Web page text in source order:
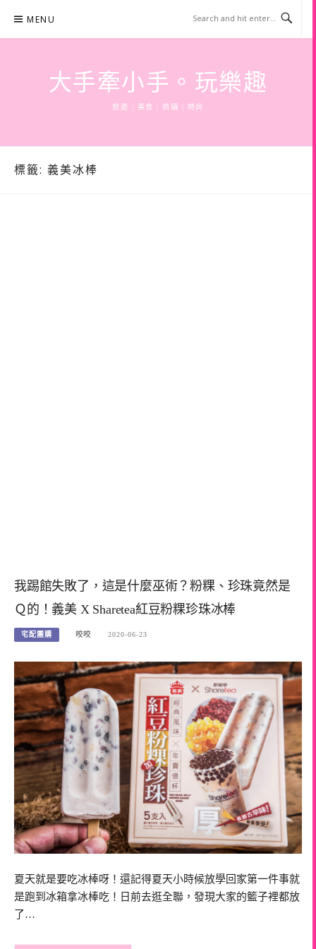
content
MENU
大手牽小手。玩樂趣
旅遊 | 美食 | 商攝 | 時尚
標籤: 義美冰棒
我踢館失敗了，這是什麼巫術？粉粿、珍珠竟然是
Ｑ的！義美 X Sharetea紅豆粉粿珍珠冰棒
宅配團購 咬咬 2020-06-23
夏天就是要吃冰棒呀！還記得夏天小時候放學回家第一件事就
是跑到冰箱拿冰棒吃！日前去逛全聯，發現大家的籃子裡都放
了…